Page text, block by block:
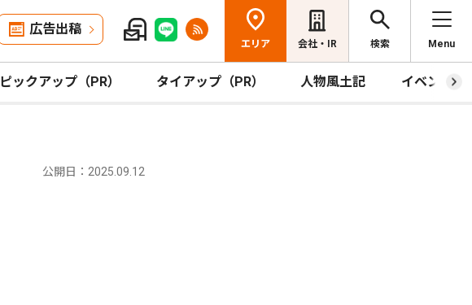
広告出稿
エリア 会社・IR 検索 Menu
ピックアップ（PR） タイアップ（PR） 人物風土記 イベント
公開日：2025.09.12